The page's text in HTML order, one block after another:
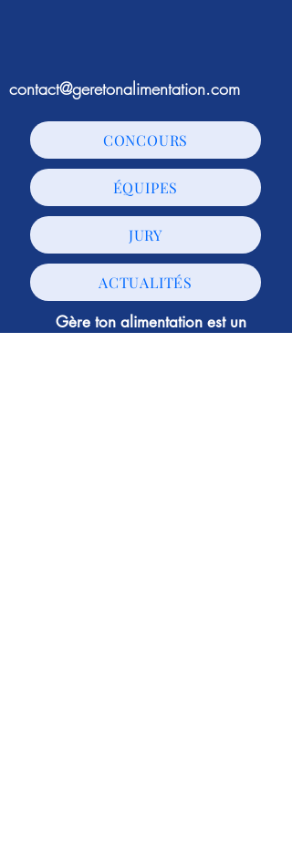
contact@geretonalimentation.com
CONCOURS
ÉQUIPES
JURY
ACTUALITÉS
Gère ton alimentation est un